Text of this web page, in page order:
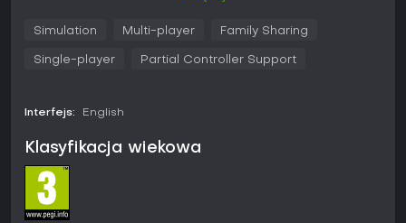
realistycznym prowadzeniu samolotów, gdzie zarządzasz
przepustnicą, klapami i sterem kierunku, by wzlecieć,
wymaga dostosowań do wiatru, turbulencji i widoczności.
lot możesz spersonalizować, wybierając punkt startowy i
ustawienia otoczenia. Elementy multiplayer umożliwiają
wspólne kokpity, w których uczestnicy mogą zmieniać role
pilota i drugiego pilota w trakcie lotu. Add-ony podnoszą
realizm dzięki AI sterowanym usługom naziemnym, takim jak
Simulation Multi-player Family Sharing
Single-player Partial Controller Support
Interfejs: English
Klasyfikacja wiekowa